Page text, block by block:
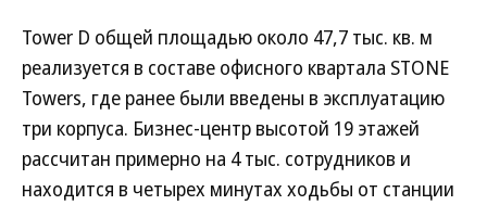
Tower D общей площадью около 47,7 тыс. кв. м
реализуется в составе офисного квартала STONE
Towers, где ранее были введены в эксплуатацию
три корпуса. Бизнес-центр высотой 19 этажей
рассчитан примерно на 4 тыс. сотрудников и
находится в четырех минутах ходьбы от станции